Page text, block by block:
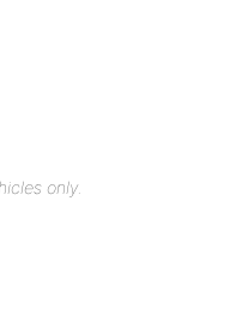
only.